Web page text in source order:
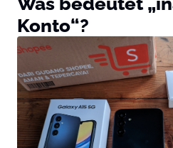
Konto“?